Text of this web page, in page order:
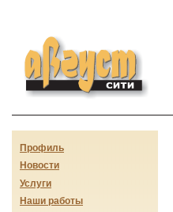
Август-сити
Профиль
Новости
Услуги
Наши работы